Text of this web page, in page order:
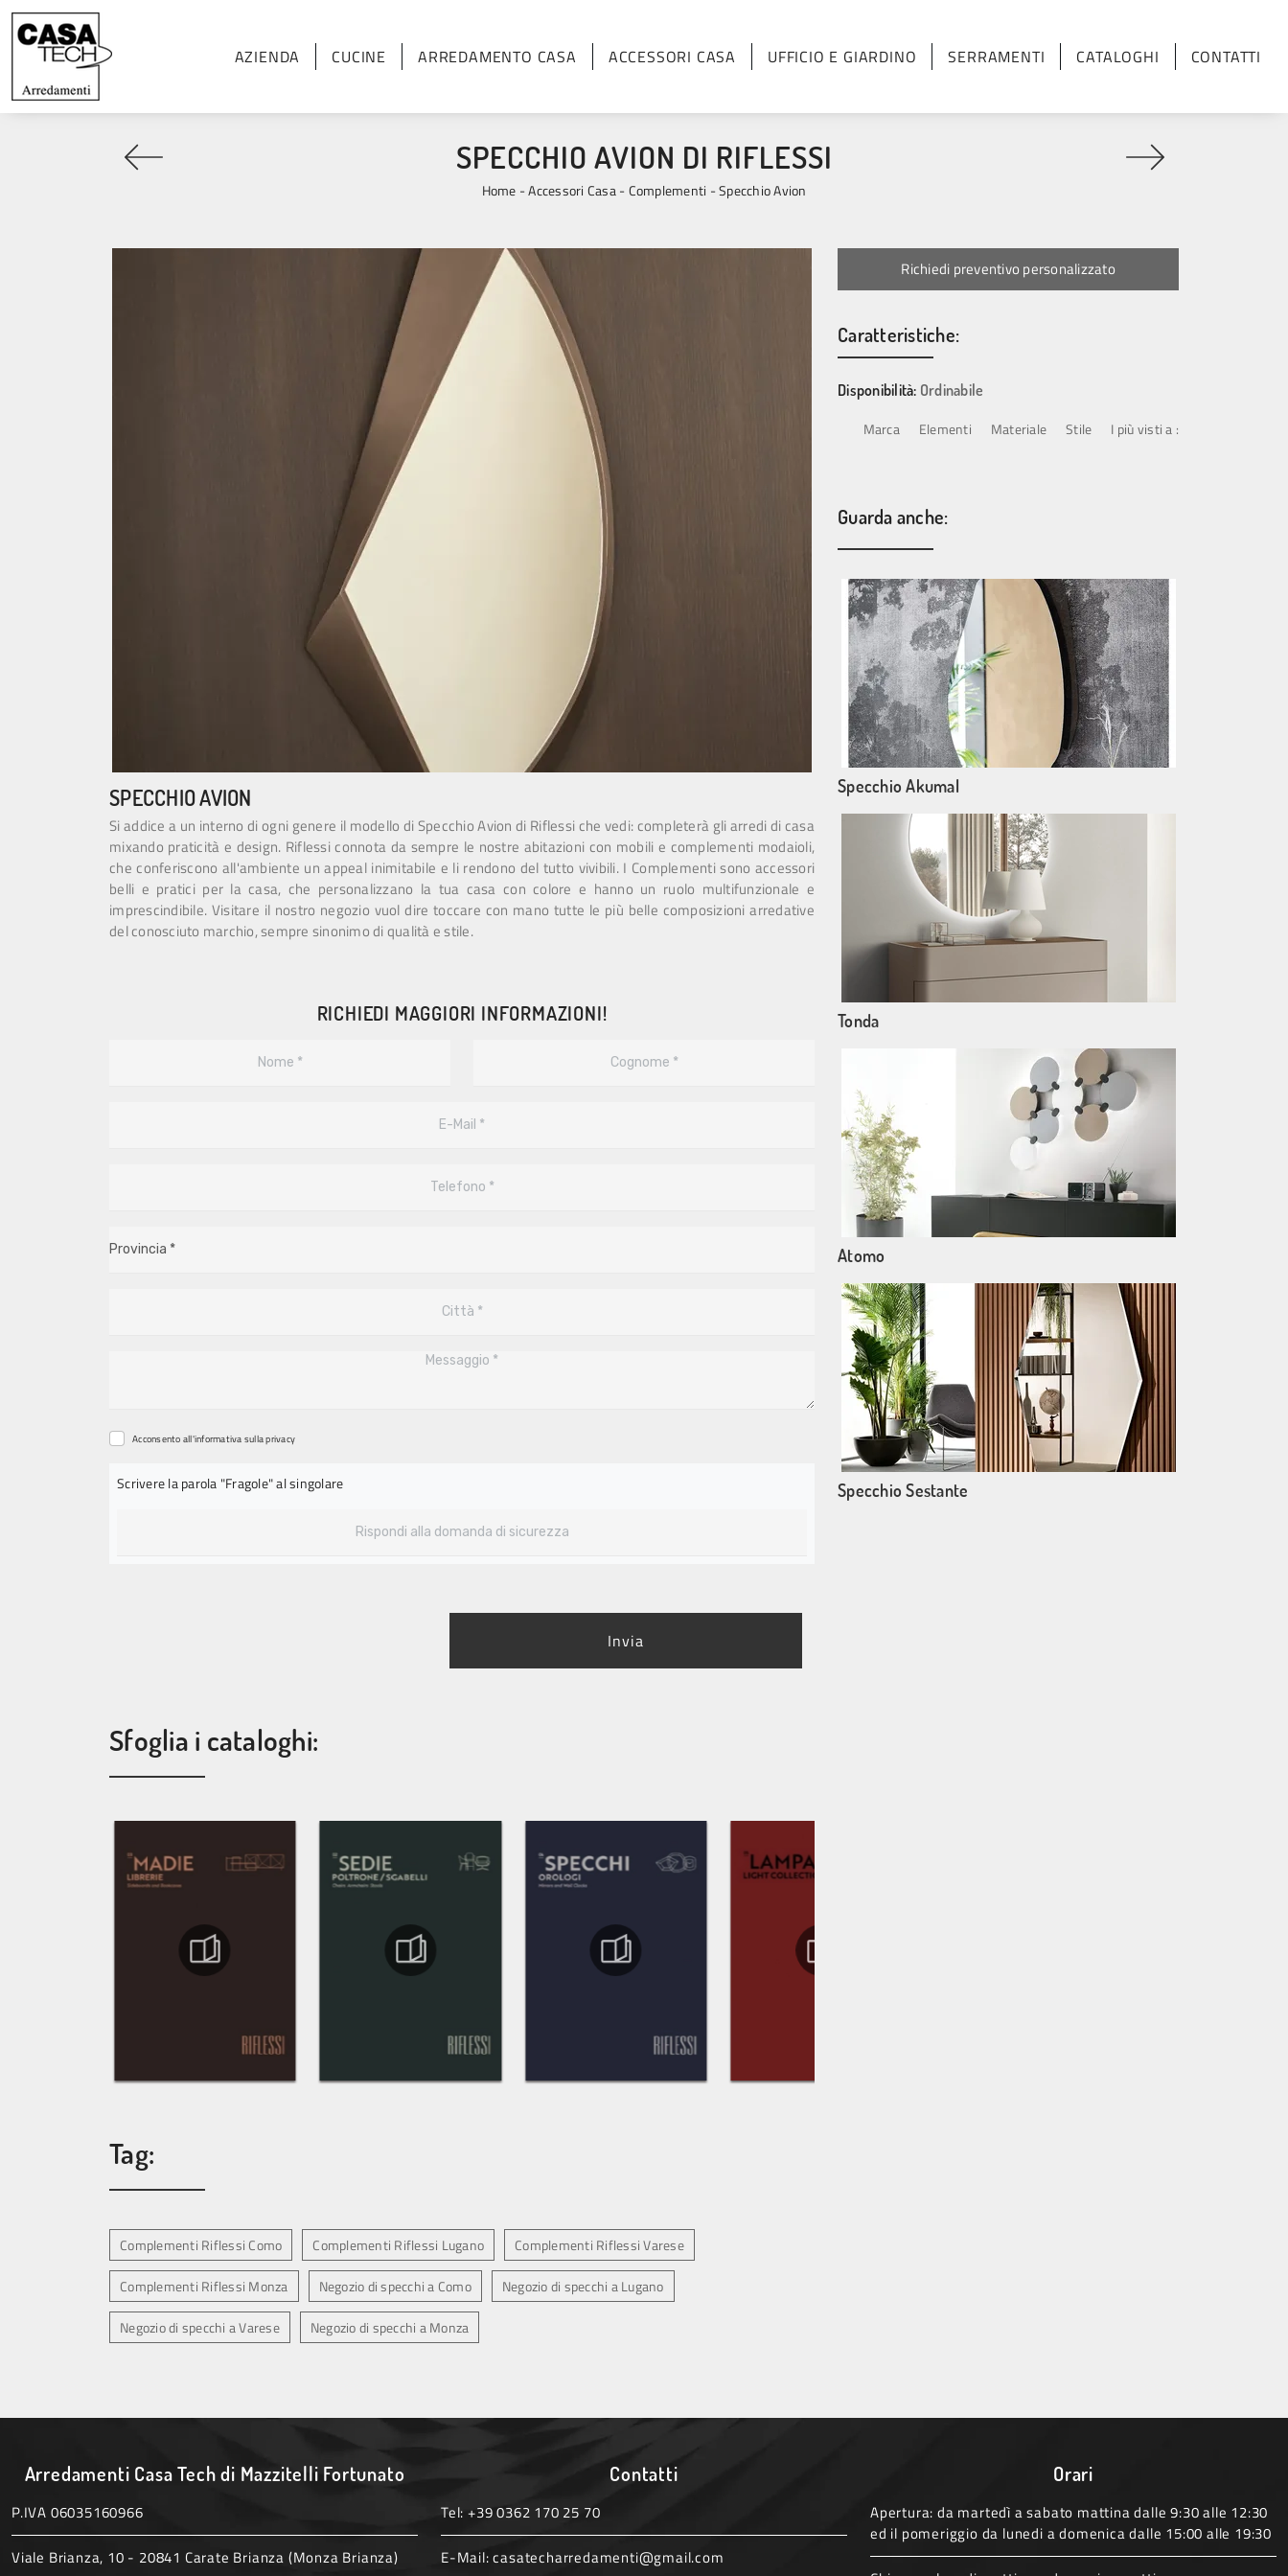
AZIENDA CUCINE ARREDAMENTO CASA ACCESSORI CASA UFFICIO E GIARDINO SERRAMENTI CATALOGHI CONTATTI
SPECCHIO AVION DI RIFLESSI
Home -Accessori Casa-Complementi -Specchio Avion
SPECCHIO AVION
Si addice a un interno di ogni genere il modello di Specchio Avion di Riflessi che vedi: completerà gli arredi di casa
mixando praticità e design. Riflessi connota da sempre le nostre abitazioni con mobili e complementi modaioli,
che conferiscono all'ambiente un appeal inimitabile e li rendono del tutto vivibili. I Complementi sono accessori
belli e pratici per la casa, che personalizzano la tua casa con colore e hanno un ruolo multifunzionale e
imprescindibile. Visitare il nostro negozio vuol dire toccare con mano tutte le più belle composizioni arredative
del conosciuto marchio, sempre sinonimo di qualità e stile.
RICHIEDI MAGGIORI INFORMAZIONI!
Acconsento all'informativa sullaprivacy
Scrivere la parola "Fragole" al singolare
Invia
Sfoglia i cataloghi:
Tag:
Complementi Riflessi Como Complementi Riflessi Lugano Complementi Riflessi Varese
Complementi Riflessi Monza Negozio di specchi a Como Negozio di specchi a Lugano
Negozio di specchi a Varese Negozio di specchi a Monza
Richiedi preventivo personalizzato
Caratteristiche:
Disponibilità: Ordinabile
Marca Elementi Materiale Stile I più visti a :
Guarda anche:
Specchio Akumal
Tonda
Atomo
Specchio Sestante
Arredamenti Casa Tech di Mazzitelli Fortunato
P.IVA 06035160966
Viale Brianza, 10 - 20841 Carate Brianza (Monza Brianza)
Contatti
Tel: +39 0362 170 25 70
E-Mail:casatecharredamenti@gmail.com
Orari
Apertura: da martedì a sabato mattina dalle 9:30 alle 12:30
ed il pomeriggio da lunedi a domenica dalle 15:00 alle 19:30